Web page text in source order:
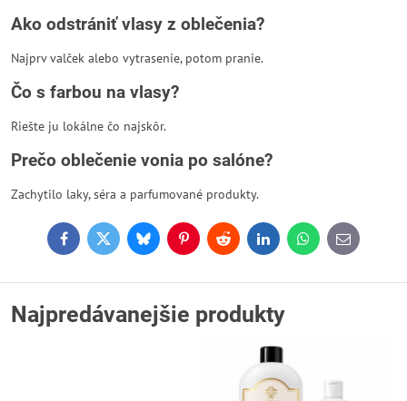
Ako odstrániť vlasy z oblečenia?
Najprv valček alebo vytrasenie, potom pranie.
Čo s farbou na vlasy?
Riešte ju lokálne čo najskôr.
Prečo oblečenie vonia po salóne?
Zachytilo laky, séra a parfumované produkty.
FacebookTwitterBlueskyPinterestReddit LinkedInWhatsApp
E-
mail
Najpredávanejšie produkty